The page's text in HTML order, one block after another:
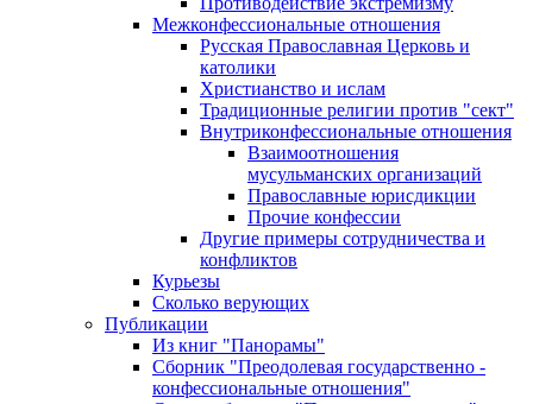
Межконфессиональные отношения
Русская Православная Церковь и
католики
Христианство и ислам
Традиционные религии против "сект"
Внутриконфессиональные отношения
Взаимоотношения
мусульманских организаций
Православные юрисдикции
Прочие конфессии
Другие примеры сотрудничества и
конфликтов
Курьезы
Сколько верующих
Публикации
Из книг "Панорамы"
Сборник "Преодолевая государственно -
конфессиональные отношения"